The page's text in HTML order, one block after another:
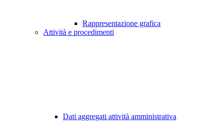
Rappresentazione grafica
Attività e procedimenti
Dati aggregati attività amministrativa